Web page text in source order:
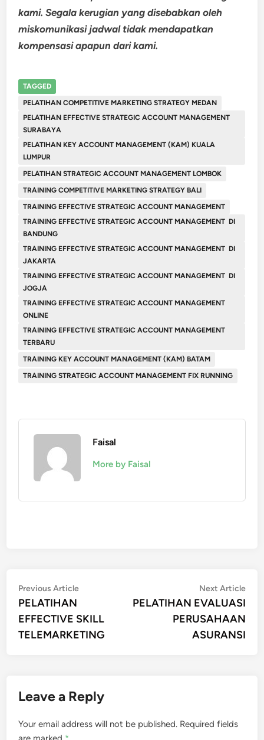
kami. Segala kerugian yang disebabkan oleh
miskomunikasi jadwal tidak mendapatkan
kompensasi apapun dari kami.
TAGGED
PELATIHAN COMPETITIVE MARKETING STRATEGY MEDAN
PELATIHAN EFFECTIVE STRATEGIC ACCOUNT MANAGEMENT
SURABAYA
PELATIHAN KEY ACCOUNT MANAGEMENT (KAM) KUALA
LUMPUR
PELATIHAN STRATEGIC ACCOUNT MANAGEMENT LOMBOK
TRAINING COMPETITIVE MARKETING STRATEGY BALI
TRAINING EFFECTIVE STRATEGIC ACCOUNT MANAGEMENT
TRAINING EFFECTIVE STRATEGIC ACCOUNT MANAGEMENT DI
BANDUNG
TRAINING EFFECTIVE STRATEGIC ACCOUNT MANAGEMENT DI
JAKARTA
TRAINING EFFECTIVE STRATEGIC ACCOUNT MANAGEMENT DI
JOGJA
TRAINING EFFECTIVE STRATEGIC ACCOUNT MANAGEMENT
ONLINE
TRAINING EFFECTIVE STRATEGIC ACCOUNT MANAGEMENT
TERBARU
TRAINING KEY ACCOUNT MANAGEMENT (KAM) BATAM
TRAINING STRATEGIC ACCOUNT MANAGEMENT FIX RUNNING
Faisal
More by Faisal
Post
navigation
Previous ArticlePrevious
PELATIHAN
EFFECTIVE SKILL
TELEMARKETING
Next Article
PELATIHAN EVALUASI
PERUSAHAAN
ASURANSI
Leave a Reply
Your email address will not be published. Required fields